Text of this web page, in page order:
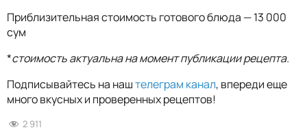
Приблизительная стоимость готового блюда — 13 000
сум
*стоимость актуальна на момент публикации рецепта.
Подписывайтесь на наштелеграм канал, впереди еще
много вкусных и проверенных рецептов!
2 911